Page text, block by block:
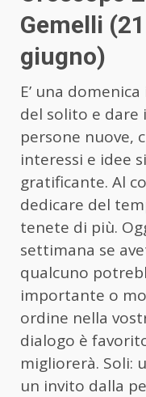
Gemelli
giugno)
E’ una
del solito e dare
persone nuove,
interessi e idee
gratificante. Al
dedicare del
tenete di più.
settimana se
qualcuno
importante o
ordine nella
dialogo è
migliorerà. Soli:
un invito dalla